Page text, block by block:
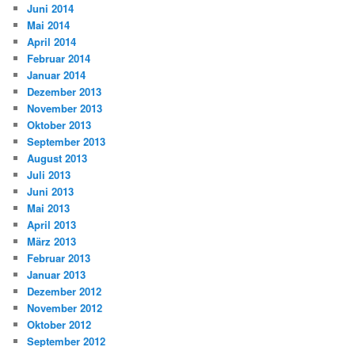
Juni 2014
Mai 2014
April 2014
Februar 2014
Januar 2014
Dezember 2013
November 2013
Oktober 2013
September 2013
August 2013
Juli 2013
Juni 2013
Mai 2013
April 2013
März 2013
Februar 2013
Januar 2013
Dezember 2012
November 2012
Oktober 2012
September 2012